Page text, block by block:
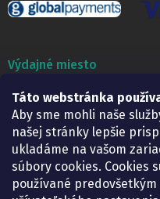
Táto webstránka
Aby sme mohli naše
našej stránky lepšie
ukladáme na vašom
súbory cookies. Cookies
používané
Výdajné miesto
Lekáreň ADONAI
Košice – Smetanova 2
Pondelok:
07.30 – 15.30 h.
Utorok:
07.30 – 16.00 h.
Streda:
07.30 – 16.00 h.
Štvrtok:
07.30 – 15.30 h.
Piatok:
07.30 – 15.30 h.